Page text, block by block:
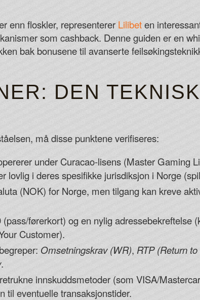
Although a high roller can often get his
the typical recreational player or first-timer
Canada Online Slots No Deposit
Balloon Casino No Deposit Bonus Codes
enn floskler, representerer Lilibeten
som cashback. Denne guiden er en
bak bonusene til avanserte
DEN
må disse punktene verifiseres:
under Curacao-lisens (Master Gaming
lovlig i deres spesifikke jurisdiksjon i Norge
(NOK) for Norge, men tilgang kan kreve
(pass/førerkort) og en nylig adressebekreftelse
Customer).
Omsetningskrav (WR), RTP (Return
.
innskuddsmetoder (som VISA/
til eventuelle transaksjonstider.